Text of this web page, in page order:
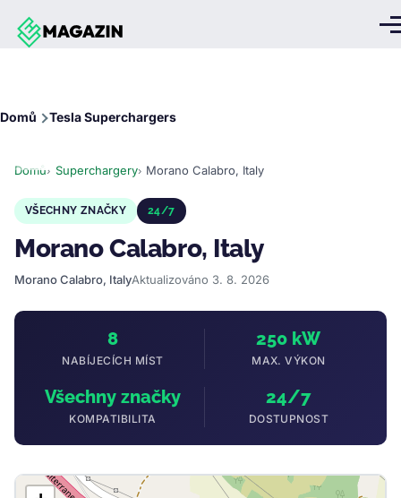
Přejít k hlavnímu obsahu
Domů Tesla Superchargers
Domů Superchargery Morano Calabro, Italy
VŠECHNY ZNAČKY 24/7
Morano Calabro, Italy
Morano Calabro, ItalyAktualizováno 3. 8. 2026
8
NABÍJECÍCH MÍST
250 kW
MAX. VÝKON
Všechny značky
KOMPATIBILITA
24/7
DOSTUPNOST